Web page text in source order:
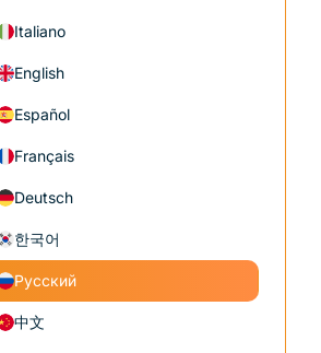
Italiano
English
Español
Français
Deutsch
한국어
Русский
中文